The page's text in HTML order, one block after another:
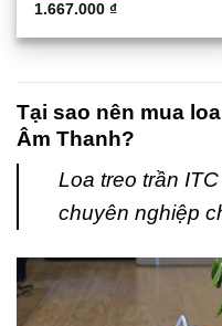
Được xếp
5 sao
1.667.000₫
Tại sao nên mua
Âm Thanh?
Loa treo trần
chuyên nghiệp